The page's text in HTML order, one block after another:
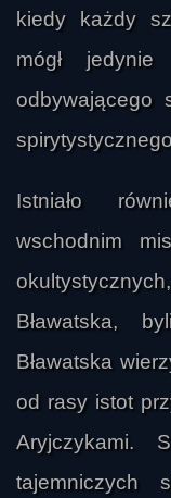
kiedy każdy
mógł
odbywającego
Istniało
wschodnim
Bławatska,
Bławatska
od rasy istot
Aryjczykami.
tajemniczych